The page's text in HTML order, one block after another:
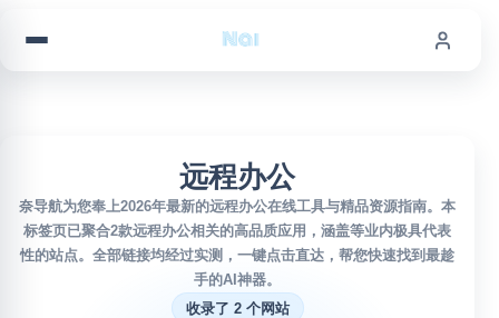
远程办公
奈导航为您奉上2026年最新的远程办公在线工具与精品资源指南。本
标签页已聚合2款远程办公相关的高品质应用，涵盖等业内极具代表
性的站点。全部链接均经过实测，一键点击直达，帮您快速找到最趁
手的AI神器。
收录了 2 个网站